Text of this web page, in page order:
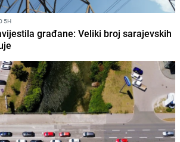
5H
građane: Veliki broj sarajevskih